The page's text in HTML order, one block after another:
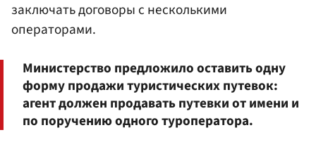
заключать договоры с несколькими
операторами.
Министерство предложило оставить одну
форму продажи туристических путевок:
агент должен продавать путевки от имени и
по поручению одного туроператора.